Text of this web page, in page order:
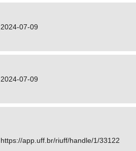
2024-07-09
2024-07-09
https://app.uff.br/riuff/handle/1/33122